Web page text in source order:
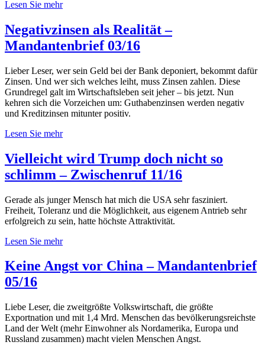
Lesen Sie mehr
Negativzinsen als Realität –
Mandantenbrief 03/16
Lieber Leser, wer sein Geld bei der Bank deponiert, bekommt dafür
Zinsen. Und wer sich welches leiht, muss Zinsen zahlen. Diese
Grundregel galt im Wirtschaftsleben seit jeher – bis jetzt. Nun
kehren sich die Vorzeichen um: Guthabenzinsen werden negativ
und Kreditzinsen mitunter positiv.
Lesen Sie mehr
Vielleicht wird Trump doch nicht so
schlimm – Zwischenruf 11/16
Gerade als junger Mensch hat mich die USA sehr fasziniert.
Freiheit, Toleranz und die Möglichkeit, aus eigenem Antrieb sehr
erfolgreich zu sein, hatte höchste Attraktivität.
Lesen Sie mehr
Keine Angst vor China – Mandantenbrief
05/16
Liebe Leser, die zweitgrößte Volkswirtschaft, die größte
Exportnation und mit 1,4 Mrd. Menschen das bevölkerungsreichste
Land der Welt (mehr Einwohner als Nordamerika, Europa und
Russland zusammen) macht vielen Menschen Angst.